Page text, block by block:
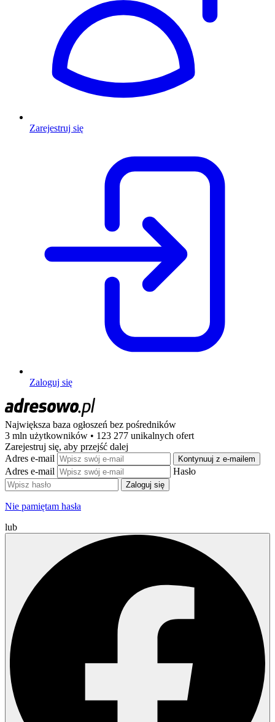
Zarejestruj się
Zaloguj się
Największa baza ogłoszeń bez pośredników
3 mln użytkowników • 123 277 unikalnych ofert
Zarejestruj się, aby przejść dalej
Adres e-mail
Kontynuuj z e-mailem
Adres e-mail Hasło
Zaloguj się
Nie pamiętam hasła
lub